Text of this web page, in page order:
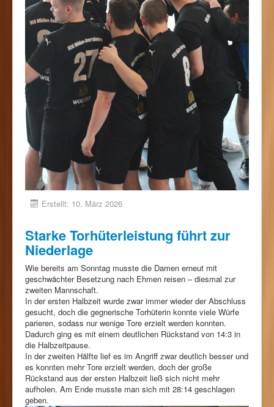
Erstellt: 10. März 2026
Starke Torhüterleistung führt zur
Niederlage
Wie bereits am Sonntag musste die Damen erneut mit
geschwächter Besetzung nach Ehmen reisen – diesmal zur
zweiten Mannschaft.
In der ersten Halbzeit wurde zwar immer wieder der Abschluss
gesucht, doch die gegnerische Torhüterin konnte viele Würfe
parieren, sodass nur wenige Tore erzielt werden konnten.
Dadurch ging es mit einem deutlichen Rückstand von 14:3 in
die Halbzeitpause.
In der zweiten Hälfte lief es im Angriff zwar deutlich besser und
es konnten mehr Tore erzielt werden, doch der große
Rückstand aus der ersten Halbzeit ließ sich nicht mehr
aufholen. Am Ende musste man sich mit 28:14 geschlagen
geben.